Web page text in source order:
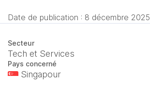
Date de publication : 8 décembre 2025
Secteur
Tech et Services
Pays concerné
Singapour